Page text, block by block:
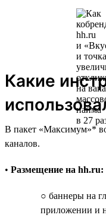
Какие
В пакет «Максимум»*
каналов.
• Размещение на hh.ru:
○ баннеры на
приложении и